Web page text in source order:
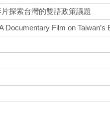
探索台灣的雙語政策議題
Documentary Film on Taiwan’s